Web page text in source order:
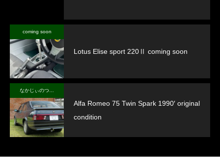
coming soon
Lotus Elise sport 220Ⅱ coming soon
Alfa Romeo 75 Twin Spark 1990′ original
condition